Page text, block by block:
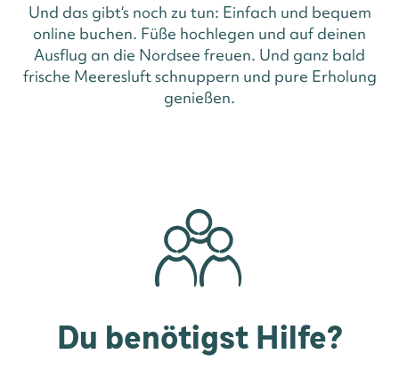
Und das gibt‘s noch zu tun: Einfach und bequem
online buchen. Füße hochlegen und auf deinen
Ausflug an die Nordsee freuen. Und ganz bald
frische Meeresluft schnuppern und pure Erholung
genießen.
Du benötigst Hilfe?